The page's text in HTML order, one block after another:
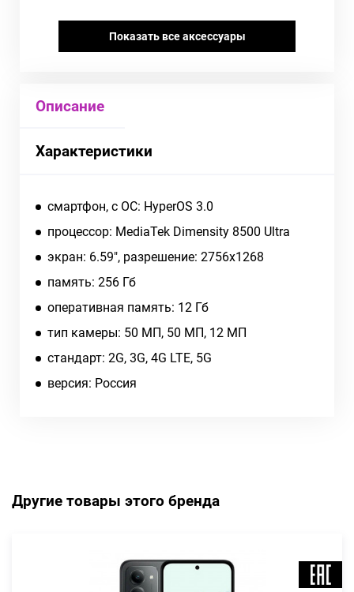
Показать все аксессуары
Описание
Характеристики
смартфон, c ОС: HyperOS 3.0
процессор: MediaTek Dimensity 8500 Ultra
экран: 6.59", разрешение: 2756x1268
память: 256 Гб
оперативная память: 12 Гб
тип камеры: 50 МП, 50 МП, 12 МП
cтандарт: 2G, 3G, 4G LTE, 5G
версия: Россия
Другие товары этого бренда